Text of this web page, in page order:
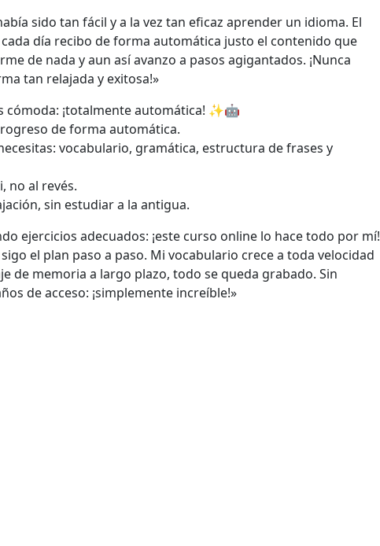
sido tan fácil y a la vez tan eficaz aprender un idioma. El
día recibo de forma automática justo el contenido que
de nada y aun así avanzo a pasos agigantados. ¡Nunca
tan relajada y exitosa!»
cómoda: ¡totalmente automática! ✨🤖
de forma automática.
vocabulario, gramática, estructura de frases y
no al revés.
sin estudiar a la antigua.
ejercicios adecuados: ¡este curso online lo hace todo por mí!
el plan paso a paso. Mi vocabulario crece a toda velocidad
de memoria a largo plazo, todo se queda grabado. Sin
de acceso: ¡simplemente increíble!»